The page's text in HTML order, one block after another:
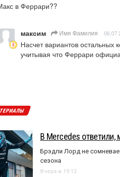
в Феррари??
максим Имя Фамилия 06.07
Насчет вариантов
учитывая что Феррари
В Mercedes ответили,
Брэдли Лорд не
сезона
Вчера в 19:12